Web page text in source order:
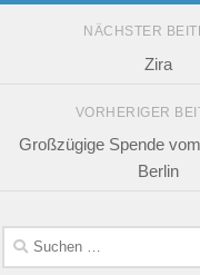
NÄCHSTER
Zira
VORHERIGER
Großzügige Spende
Berlin
Suchen
nach: